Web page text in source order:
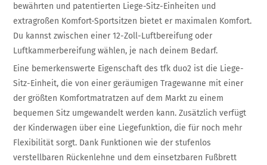
bewährten und patentierten Liege-Sitz-Einheiten und
extragroßen Komfort-Sportsitzen bietet er maximalen Komfort.
Du kannst zwischen einer 12-Zoll-Luftbereifung oder
Luftkammerbereifung wählen, je nach deinem Bedarf.
Eine bemerkenswerte Eigenschaft des tfk duo2 ist die Liege-
Sitz-Einheit, die von einer geräumigen Tragewanne mit einer
der größten Komfortmatratzen auf dem Markt zu einem
bequemen Sitz umgewandelt werden kann. Zusätzlich verfügt
der Kinderwagen über eine Liegefunktion, die für noch mehr
Flexibilität sorgt. Dank Funktionen wie der stufenlos
verstellbaren Rückenlehne und dem einsetzbaren Fußbrett